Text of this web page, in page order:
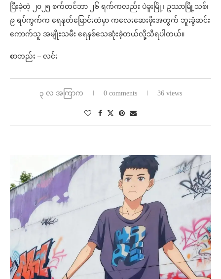
ပြီးခဲ့တဲ့ ၂၀၂၅ စက်တင်ဘာ ၂၆ ရက်ကလည်း ပဲခူးမြို့၊ ဥဿာမြို့သစ်၊
၉ ရပ်ကွက်က ရေနုတ်မြောင်းထဲမှာ ကလေးဆေးဖိုးအတွက် ဘူးခွံဆင်း
ကောက်သူ အမျိုးသမီး ရေနစ်သေဆုံးခဲ့တယ်လို့သိရပါတယ်။
စာတည်း – လင်း
၃ လ အကြာက 0 comments 36 views